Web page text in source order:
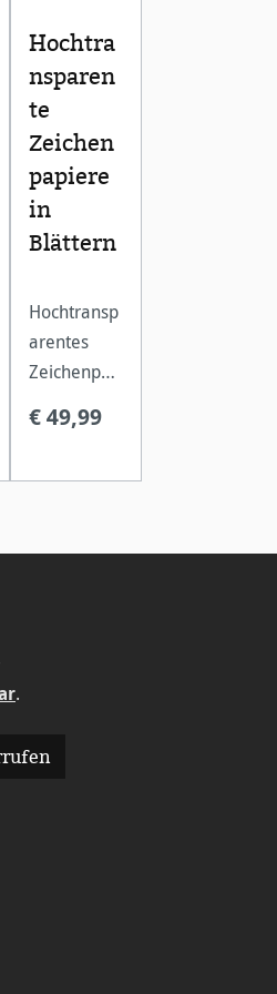
Hochtra
nsparen
te
Zeichen
papiere
in
Blättern
Hochtransp
arentes
Zeichenpap
konturensc
Zeichnunge
€ 49,99
.